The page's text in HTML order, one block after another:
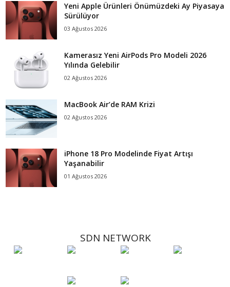
Yeni Apple Ürünleri Önümüzdeki Ay Piyasaya
Sürülüyor
03 Ağustos 2026
Kamerasız Yeni AirPods Pro Modeli 2026
Yılında Gelebilir
02 Ağustos 2026
MacBook Air’de RAM Krizi
02 Ağustos 2026
iPhone 18 Pro Modelinde Fiyat Artışı
Yaşanabilir
01 Ağustos 2026
SDN NETWORK